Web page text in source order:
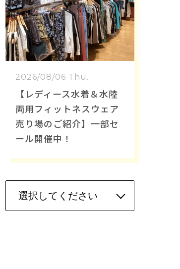
2026/08/06 Thu.
【レディース水着＆水陸
両用フィットネスウェア
売り場のご紹介】一部セ
ール開催中！